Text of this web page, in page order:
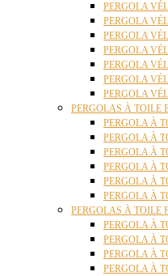
PERGOLA
PERGOLA
PERGOLA
PERGOLA
PERGOLA
PERGOLA
PERGOLA
PERGOLAS À TOILE
PERGOLA À
PERGOLA À
PERGOLA À
PERGOLA À
PERGOLA À
PERGOLA À
PERGOLAS À TOILE
PERGOLA À
PERGOLA À
PERGOLA À
PERGOLA À